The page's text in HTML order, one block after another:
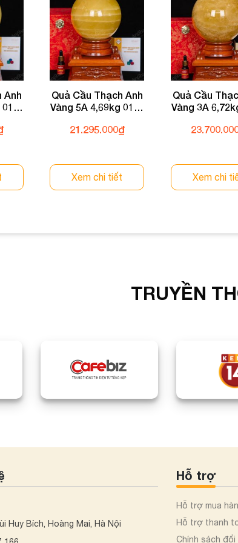
Anh
011-
Quả Cầu Thạch Anh
Vàng 5A 4,69kg 011-
21.295.000₫
Xem chi tiết
Quả Cầu
Vàng 3A
Xem chi
TRUYỀN
Huy Bích, Hoàng Mai, Hà Nội
Hỗ trợ
Hỗ trợ mua
Hỗ trợ thanh
Chính sách đổi